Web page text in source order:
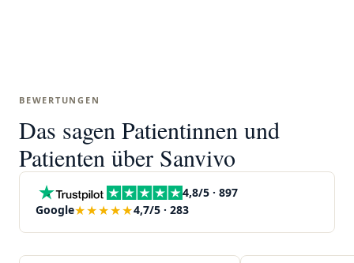
BEWERTUNGEN
Das sagen Patientinnen und
Patienten über Sanvivo
4,8/5 · 897
Google★★★★★4,7/5 · 283